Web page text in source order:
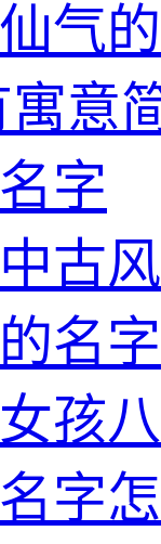
气
寓意
字
古
名字
孩
字